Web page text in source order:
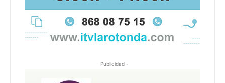
- Publicidad -